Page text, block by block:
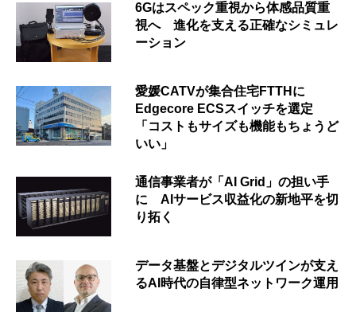
6Gはスペック重視から体感品質重
視へ 進化を支える正確なシミュレ
ーション
愛媛CATVが集合住宅FTTHに
Edgecore ECSスイッチを選定
「コストもサイズも機能もちょうど
いい」
通信事業者が「AI Grid」の担い手
に AIサービス収益化の新地平を切
り拓く
データ基盤とデジタルツインが支え
るAI時代の自律型ネットワーク運用